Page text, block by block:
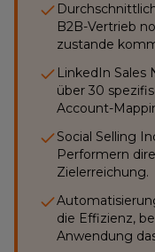
B2B-Vertrieb
zustande
LinkedIn
über 30
Account-
Social Selling
Performern
Zielerreichung.
die Effizienz,
Anwendung